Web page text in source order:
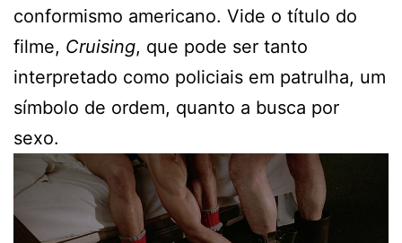
conformismo americano. Vide o título do
filme, Cruising, que pode ser tanto
interpretado como policiais em patrulha, um
símbolo de ordem, quanto a busca por
sexo.